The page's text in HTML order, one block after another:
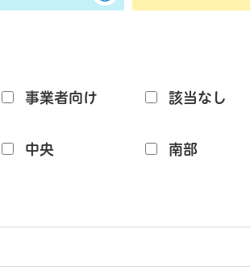
事業者向け 該当なし
中央 南部